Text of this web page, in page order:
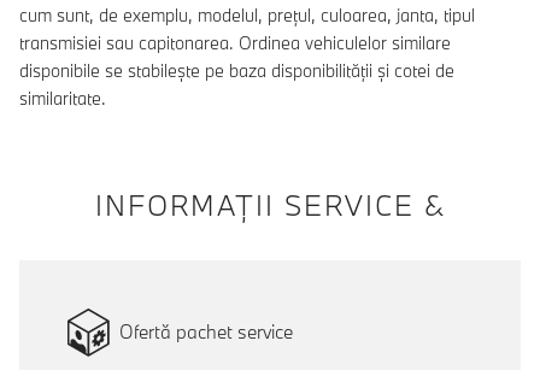
cum sunt, de exemplu, modelul, prețul, culoarea, janta, tipul
transmisiei sau capitonarea. Ordinea vehiculelor similare
disponibile se stabilește pe baza disponibilității și cotei de
similaritate.
INFORMAŢII SERVICE &
Ofertă pachet service